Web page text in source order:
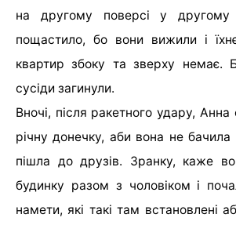
на другому поверсі у другому
пощастило, бо вони вижили і
квартир збоку та зверху немає.
сусіди загинули.
Вночі, після ракетного удару,
річну донечку, аби вона не бачила
пішла до друзів. Зранку, каже
будинку разом з чоловіком і
намети, які такі там встановлені